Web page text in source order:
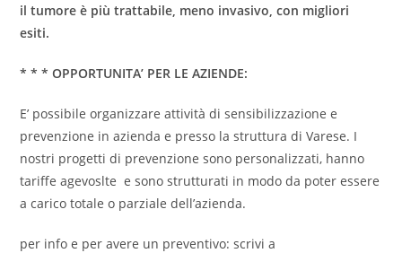
il tumore è più trattabile, meno invasivo, con migliori
esiti.
* * * OPPORTUNITA’ PER LE AZIENDE:
E’ possibile organizzare attività di sensibilizzazione e
prevenzione in azienda e presso la struttura di Varese. I
nostri progetti di prevenzione sono personalizzati, hanno
tariffe agevoslte e sono strutturati in modo da poter essere
a carico totale o parziale dell’azienda.
per info e per avere un preventivo: scrivi a